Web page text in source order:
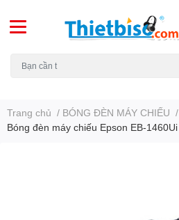
Trang chủ / BÓNG ĐÈN MÁY CHIẾU /
Bóng đèn máy chiếu Epson EB-1460Ui